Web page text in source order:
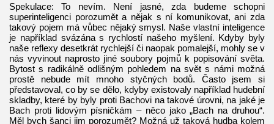
Spekulace: To nevím. Není jasné, zda budeme schopni
superinteligenci porozumět a nějak s ní komunikovat, ani zda
takový pojem má vůbec nějaký smysl. Naše vlastní inteligence
je například svázána s rychlostí našeho myšlení. Kdyby byly
naše reflexy desetkrát rychlejší či naopak pomalejší, mohly se v
nás vyvinout naprosto jiné soubory pojmů k popisování světa.
Bytost s radikálně odlišným pohledem na svět s námi možná
prostě nebude mít mnoho styčných bodů. Často jsem si
představoval, co by se dělo, kdyby existovaly například hudební
skladby, které by byly proti Bachovi na takové úrovni, na jaké je
Bach proti lidovým písničkám – něco jako „Bach na druhou“.
Měl bych šanci jim porozumět? Možná už taková hudba kolem